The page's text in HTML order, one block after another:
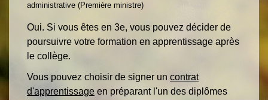
administrative (Première ministre)
Oui. Si vous êtes en 3e, vous pouvez décider de
poursuivre votre formation en apprentissage après
le collège.
Vous pouvez choisir de signer un contrat
d'apprentissage en préparant l'un des diplômes